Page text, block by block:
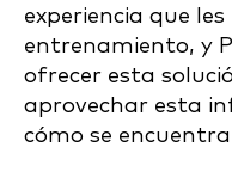
experiencia que
entrenamiento, y
ofrecer esta
aprovechar esta
cómo se